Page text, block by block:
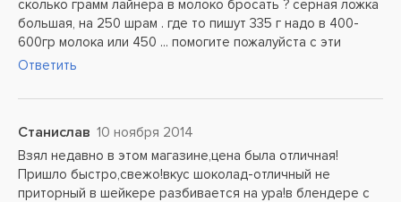
сколько грамм лайнера в молоко бросать ? серная ложка
большая, на 250 шрам . где то пишут 335 г надо в 400-
600гр молока или 450 ... помогите пожалуйста с эти
Ответить
Станислав 10 ноября 2014
Взял недавно в этом магазине,цена была отличная!
Пришло быстро,свежо!вкус шоколад-отличный не
приторный в шейкере разбивается на ура!в блендере с